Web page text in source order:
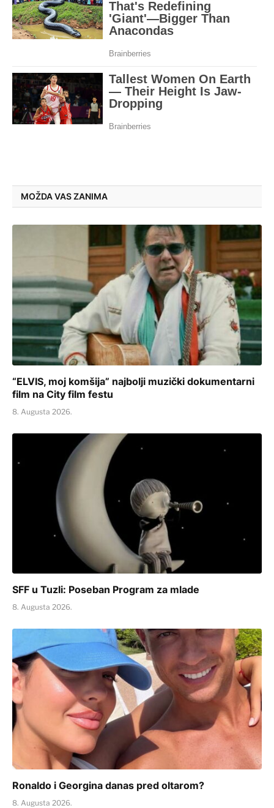
MOŽDA VAS ZANIMA
“ELVIS, moj komšija” najbolji muzički dokumentarni
film na City film festu
8. Augusta 2026.
SFF u Tuzli: Poseban Program za mlade
8. Augusta 2026.
Ronaldo i Georgina danas pred oltarom?
8. Augusta 2026.